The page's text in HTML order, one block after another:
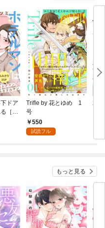
ドア
［1
Trifle by 花とゆめ 1
号
550
試読フル
君
もっと見る